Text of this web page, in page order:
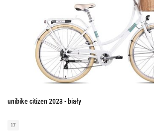
unibike citizen 2023 - biały
17